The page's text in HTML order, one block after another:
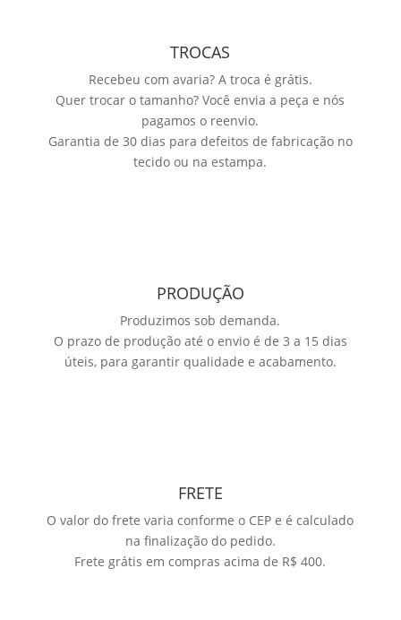
TROCAS
Recebeu com avaria? A troca é grátis.
Quer trocar o tamanho? Você envia a peça e nós
pagamos o reenvio.
Garantia de 30 dias para defeitos de fabricação no
tecido ou na estampa.
PRODUÇÃO
Produzimos sob demanda.
O prazo de produção até o envio é de 3 a 15 dias
úteis, para garantir qualidade e acabamento.
FRETE
O valor do frete varia conforme o CEP e é calculado
na finalização do pedido.
Frete grátis em compras acima de R$ 400.